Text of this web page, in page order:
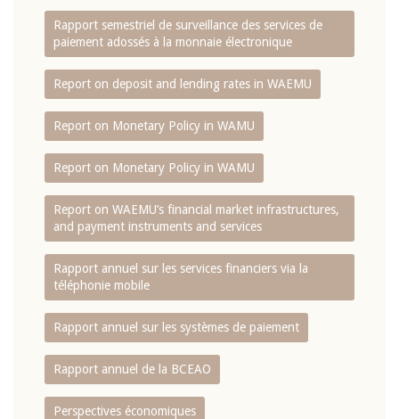
Rapport semestriel de surveillance des services de
paiement adossés à la monnaie électronique
Report on deposit and lending rates in WAEMU
Report on Monetary Policy in WAMU
Report on Monetary Policy in WAMU
Report on WAEMU’s financial market infrastructures,
and payment instruments and services
Rapport annuel sur les services financiers via la
téléphonie mobile
Rapport annuel sur les systèmes de paiement
Rapport annuel de la BCEAO
Perspectives économiques